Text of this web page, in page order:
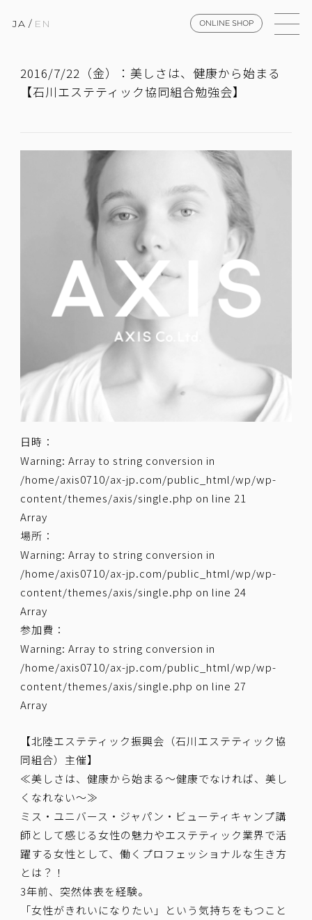
JA / EN ONLINE SHOP
2016/7/22（金）：美しさは、健康から始まる
【石川エステティック協同組合勉強会】
日時：
Warning: Array to string conversion in
/home/axis0710/ax-jp.com/public_html/wp/wp-
content/themes/axis/single.php on line 21
Array
場所：
Warning: Array to string conversion in
/home/axis0710/ax-jp.com/public_html/wp/wp-
content/themes/axis/single.php on line 24
Array
参加費：
Warning: Array to string conversion in
/home/axis0710/ax-jp.com/public_html/wp/wp-
content/themes/axis/single.php on line 27
Array
【北陸エステティック振興会（石川エステティック協
同組合）主催】
≪美しさは、健康から始まる～健康でなければ、美し
くなれない～≫
ミス・ユニバース・ジャパン・ビューティキャンプ講
師として感じる女性の魅力やエステティック業界で活
躍する女性として、働くプロフェッショナルな生き方
とは？！
3年前、突然体表を経験。
「女性がきれいになりたい」という気持ちをもつこと